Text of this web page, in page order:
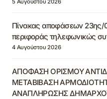
5 Αυγούστου 2026
Πίνακας αποφάσεων 23ης/
περιφοράς τηλεφωνικώς
4 Αυγούστου 2026
ΑΠΟΦΑΣΗ ΟΡΙΣΜΟΥ
ΜΕΤΑΒΙΒΑΣΗ
ΑΝΑΠΛΗΡΩΣΗΣ